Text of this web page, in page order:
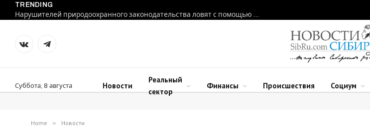
TRENDING
Нарушителей природоохранного законодательства ловят с помощью дронов в Новосибирской области
VKontakteTelegram
Суббота, 8 августа Новости
Реальный
сектор
Финансы Происшествия Социум
Home » Новости